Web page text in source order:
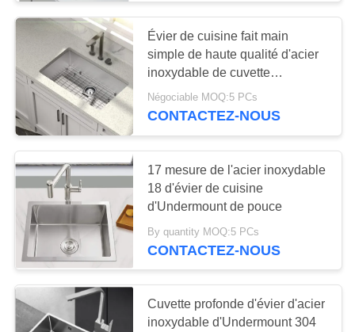
Évier de cuisine
simple de cuvette
Double évier de
cuisine de cuvette
Évier de cuisine fait main
simple de haute qualité d'acier
inoxydable de cuvette
d'Undermount
Négociable MOQ:5 PCs
CONTACTEZ-NOUS
17 mesure de l'acier inoxydable
18 d'évier de cuisine
d'Undermount de pouce
By quantity MOQ:5 PCs
CONTACTEZ-NOUS
Cuvette profonde d'évier d'acier
inoxydable d'Undermount 304